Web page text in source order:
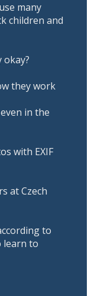
many
children and
they work
in the
with EXIF
at Czech
to
learn to